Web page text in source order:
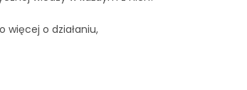
więcej o działaniu,